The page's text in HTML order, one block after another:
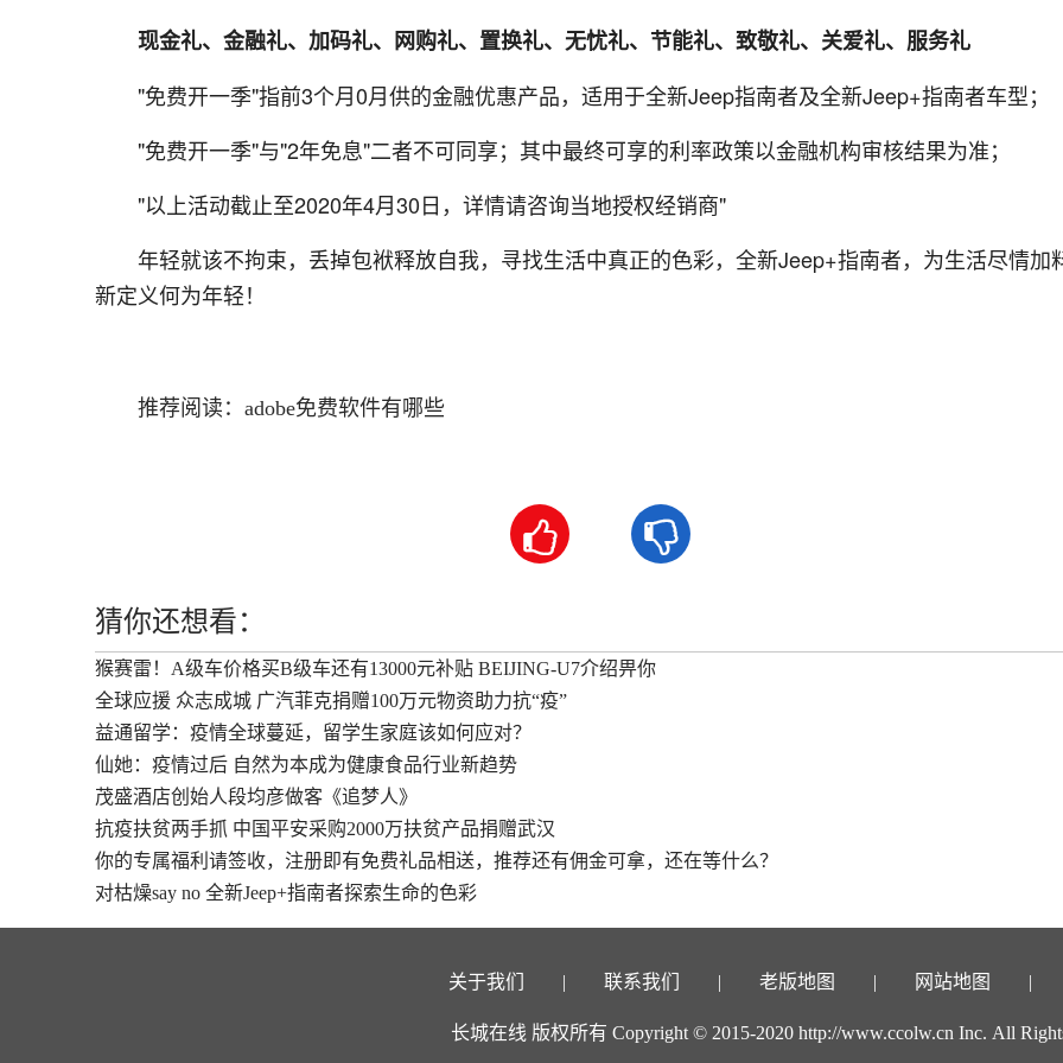
现金礼、金融礼、加码礼、网购礼、置换礼、无忧礼、节能礼、致敬礼、关爱礼、服务礼
"免费开一季"指前3个月0月供的金融优惠产品，适用于全新Jeep指南者及全新Jeep+指南者车型；
"免费开一季"与"2年免息"二者不可同享；其中最终可享的利率政策以金融机构审核结果为准；
"以上活动截止至2020年4月30日，详情请咨询当地授权经销商"
年轻就该不拘束，丢掉包袱释放自我，寻找生活中真正的色彩，全新Jeep+指南者，为生活尽情加
新定义何为年轻！
推荐阅读： adobe免费软件有哪些
 
猜你还想看：
​猴赛雷！A级车价格买B级车还有13000元补贴 BEIJING-U7介绍畀你
全球应援 众志成城 广汽菲克捐赠100万元物资助力抗“疫”
益通留学：疫情全球蔓延，留学生家庭该如何应对？
仙她：疫情过后 自然为本成为健康食品行业新趋势
茂盛酒店创始人段均彦做客《追梦人》
抗疫扶贫两手抓 中国平安采购2000万扶贫产品捐赠武汉
你的专属福利请签收，注册即有免费礼品相送，推荐还有佣金可拿，还在等什么？
对枯燥say no 全新Jeep+指南者探索生命的色彩
关于我们 联系我们 老版地图 网站地图
长城在线 版权所有 Copyright © 2015-2020 http://www.ccolw.cn Inc. All